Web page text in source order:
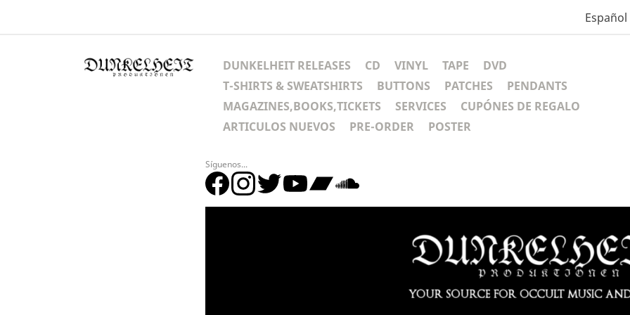
Español
DUNKELHEIT RELEASES CD VINYL TAPE
DVD
T-SHIRTS & SWEATSHIRTS
BUTTONS PATCHES
PENDANTS
MAGAZINES,BOOKS,TICKETS
SERVICES
CUPÓNES DE REGALO
ARTICULOS NUEVOS
PRE-ORDER POSTER
Síguenos...